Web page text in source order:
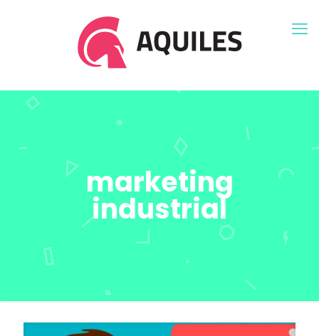
marketing
industrial